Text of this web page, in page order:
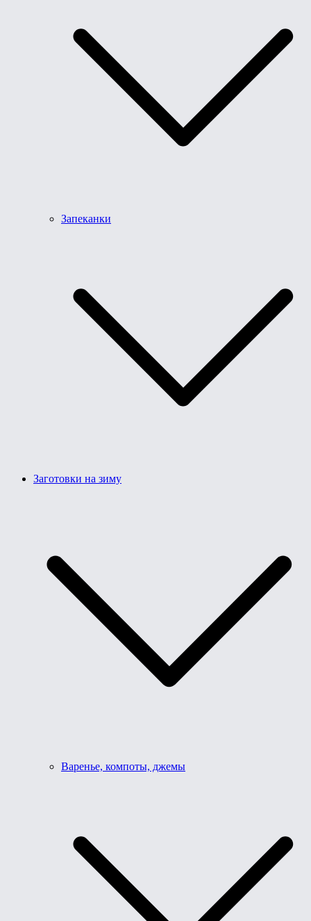
Запеканки
Заготовки на зиму
Варенье, компоты, джемы